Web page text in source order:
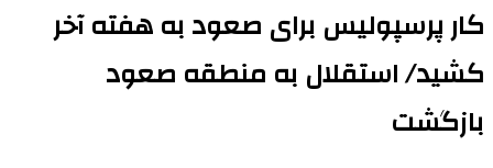
کار پرسپولیس برای صعود به هفته آخر
کشید/ استقلال به منطقه صعود
بازگشت